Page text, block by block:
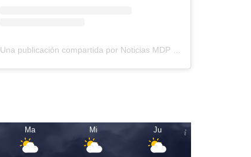
Una publicación compartida por Noticias MDP (@noticiasmdp)
Ma Mi Ju